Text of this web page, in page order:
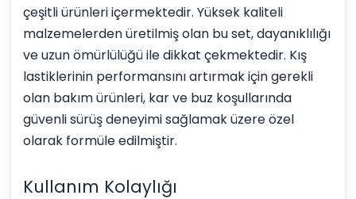
çeşitli ürünleri içermektedir. Yüksek kaliteli
malzemelerden üretilmiş olan bu set, dayanıklılığı
ve uzun ömürlülüğü ile dikkat çekmektedir. Kış
lastiklerinin performansını artırmak için gerekli
olan bakım ürünleri, kar ve buz koşullarında
güvenli sürüş deneyimi sağlamak üzere özel
olarak formüle edilmiştir.
Kullanım Kolaylığı